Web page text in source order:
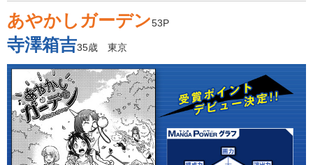
あやかしガーデン53P
寺澤箱吉35歳 東京